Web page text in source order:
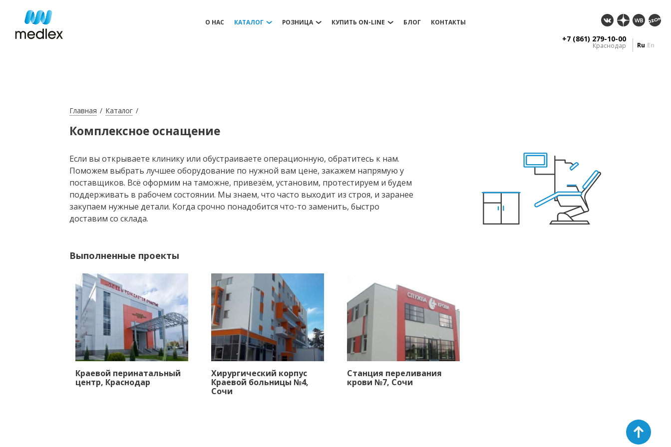
О НАС КАТАЛОГ РОЗНИЦА КУПИТЬ ON-LINE БЛОГ КОНТАКТЫ
+7 (861) 279-10-00
Краснодар Ru En
Главная Каталог
Комплексное оснащение
Если вы открываете клинику или обустраиваете операционную, обратитесь к нам.
Поможем выбрать лучшее оборудование по нужной вам цене, закажем напрямую у
поставщиков. Всё оформим на таможне, привезём, установим, протестируем и будем
поддерживать в рабочем состоянии. Мы знаем, что часто выходит из строя, и заранее
закупаем нужные детали. Когда срочно понадобится что-то заменить, быстро
доставим со склада.
Выполненные проекты
Краевой перинатальный
центр, Краснодар
Хирургический корпус
Краевой больницы №4,
Сочи
Станция переливания
крови №7, Сочи